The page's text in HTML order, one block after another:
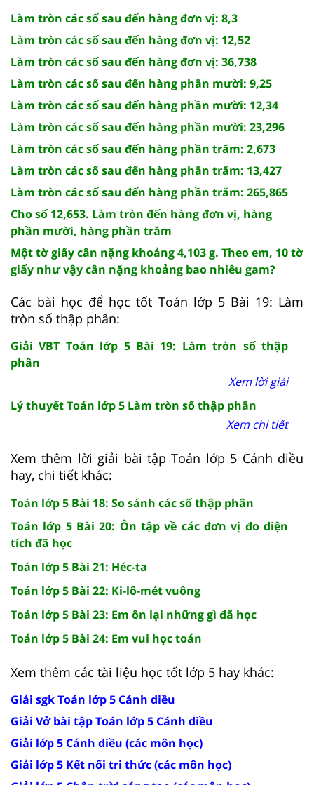
Làm tròn các số sau đến hàng đơn vị: 8,3
Làm tròn các số sau đến hàng đơn vị: 12,52
Làm tròn các số sau đến hàng đơn vị: 36,738
Làm tròn các số sau đến hàng phần mười: 9,25
Làm tròn các số sau đến hàng phần mười: 12,34
Làm tròn các số sau đến hàng phần mười: 23,296
Làm tròn các số sau đến hàng phần trăm: 2,673
Làm tròn các số sau đến hàng phần trăm: 13,427
Làm tròn các số sau đến hàng phần trăm: 265,865
Cho số 12,653. Làm tròn đến hàng đơn vị, hàng
phần mười, hàng phần trăm
Một tờ giấy cân nặng khoảng 4,103 g. Theo em, 10 tờ
giấy như vậy cân nặng khoảng bao nhiêu gam?
Các bài học để học tốt Toán lớp 5 Bài 19: Làm
tròn số thập phân:
Giải VBT Toán lớp 5 Bài 19: Làm tròn số thập
phân
Xem lời giải
Lý thuyết Toán lớp 5 Làm tròn số thập phân
Xem chi tiết
Xem thêm lời giải bài tập Toán lớp 5 Cánh diều
hay, chi tiết khác:
Toán lớp 5 Bài 18: So sánh các số thập phân
Toán lớp 5 Bài 20: Ôn tập về các đơn vị đo diện
tích đã học
Toán lớp 5 Bài 21: Héc-ta
Toán lớp 5 Bài 22: Ki-lô-mét vuông
Toán lớp 5 Bài 23: Em ôn lại những gì đã học
Toán lớp 5 Bài 24: Em vui học toán
Xem thêm các tài liệu học tốt lớp 5 hay khác:
Giải sgk Toán lớp 5 Cánh diều
Giải Vở bài tập Toán lớp 5 Cánh diều
Giải lớp 5 Cánh diều (các môn học)
Giải lớp 5 Kết nối tri thức (các môn học)